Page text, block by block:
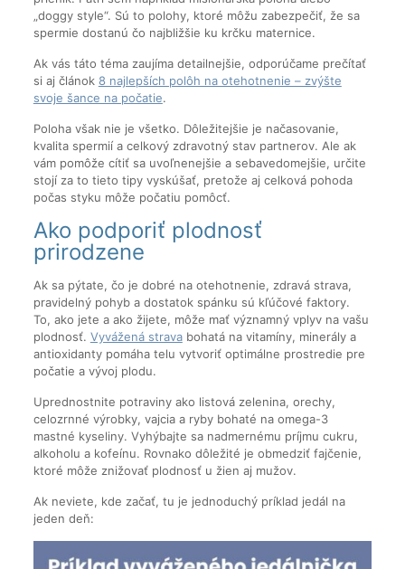
„doggy style“. Sú to polohy, ktoré môžu zabezpečiť, že sa
spermie dostanú čo najbližšie ku krčku maternice.
Ak vás táto téma zaujíma detailnejšie, odporúčame prečítať
si aj článok 8 najlepších polôh na otehotnenie – zvýšte
svoje šance na počatie.
Poloha však nie je všetko. Dôležitejšie je načasovanie,
kvalita spermií a celkový zdravotný stav partnerov. Ale ak
vám pomôže cítiť sa uvoľnenejšie a sebavedomejšie, určite
stojí za to tieto tipy vyskúšať, pretože aj celková pohoda
počas styku môže počatiu pomôcť.
Ako podporiť plodnosť
prirodzene
Ak sa pýtate, čo je dobré na otehotnenie, zdravá strava,
pravidelný pohyb a dostatok spánku sú kľúčové faktory.
To, ako jete a ako žijete, môže mať významný vplyv na vašu
plodnosť. Vyvážená stravabohatá na vitamíny, minerály a
antioxidanty pomáha telu vytvoriť optimálne prostredie pre
počatie a vývoj plodu.
Uprednostnite potraviny ako listová zelenina, orechy,
celozrnné výrobky, vajcia a ryby bohaté na omega-3
mastné kyseliny. Vyhýbajte sa nadmernému príjmu cukru,
alkoholu a kofeínu. Rovnako dôležité je obmedziť fajčenie,
ktoré môže znižovať plodnosť u žien aj mužov.
Ak neviete, kde začať, tu je jednoduchý príklad jedál na
jeden deň: